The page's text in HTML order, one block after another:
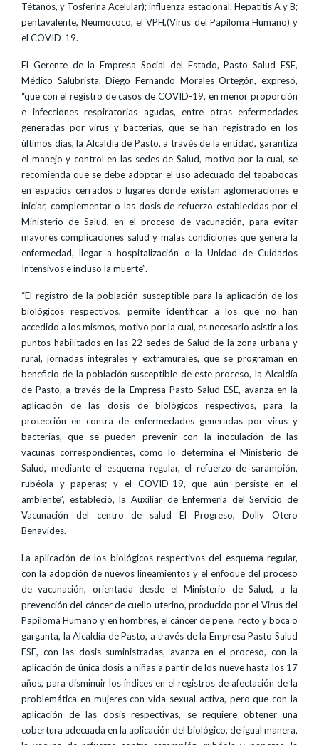
Tétanos, y Tosferina Acelular); influenza estacional, Hepatitis A y B;
pentavalente, Neumococo, el VPH,(Virus del Papiloma Humano) y
el COVID-19.
El Gerente de la Empresa Social del Estado, Pasto Salud ESE,
Médico Salubrista, Diego Fernando Morales Ortegón, expresó,
“que con el registro de casos de COVID-19, en menor proporción
e infecciones respiratorias agudas, entre otras enfermedades
generadas por virus y bacterias, que se han registrado en los
últimos días, la Alcaldía de Pasto, a través de la entidad, garantiza
el manejo y control en las sedes de Salud, motivo por la cual, se
recomienda que se debe adoptar el uso adecuado del tapabocas
en espacios cerrados o lugares donde existan aglomeraciones e
iniciar, complementar o las dosis de refuerzo establecidas por el
Ministerio de Salud, en el proceso de vacunación, para evitar
mayores complicaciones salud y malas condiciones que genera la
enfermedad, llegar a hospitalización o la Unidad de Cuidados
Intensivos e incluso la muerte”.
“El registro de la población susceptible para la aplicación de los
biológicos respectivos, permite identificar a los que no han
accedido a los mismos, motivo por la cual, es necesario asistir a los
puntos habilitados en las 22 sedes de Salud de la zona urbana y
rural, jornadas integrales y extramurales, que se programan en
beneficio de la población susceptible de este proceso, la Alcaldía
de Pasto, a través de la Empresa Pasto Salud ESE, avanza en la
aplicación de las dosis de biológicos respectivos, para la
protección en contra de enfermedades generadas por virus y
bacterias, que se pueden prevenir con la inoculación de las
vacunas correspondientes, como lo determina el Ministerio de
Salud, mediante el esquema regular, el refuerzo de sarampión,
rubéola y paperas; y el COVID-19, que aún persiste en el
ambiente”, estableció, la Auxiliar de Enfermería del Servicio de
Vacunación del centro de salud El Progreso, Dolly Otero
Benavides.
La aplicación de los biológicos respectivos del esquema regular,
con la adopción de nuevos lineamientos y el enfoque del proceso
de vacunación, orientada desde el Ministerio de Salud, a la
prevención del cáncer de cuello uterino, producido por el Virus del
Papiloma Humano y en hombres, el cáncer de pene, recto y boca o
garganta, la Alcaldía de Pasto, a través de la Empresa Pasto Salud
ESE, con las dosis suministradas, avanza en el proceso, con la
aplicación de única dosis a niñas a partir de los nueve hasta los 17
años, para disminuir los índices en el registros de afectación de la
problemática en mujeres con vida sexual activa, pero que con la
aplicación de las dosis respectivas, se requiere obtener una
cobertura adecuada en la aplicación del biológico, de igual manera,